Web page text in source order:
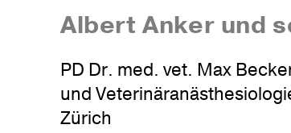
Albert Anker und
PD Dr. med. vet. Max
und
Zürich